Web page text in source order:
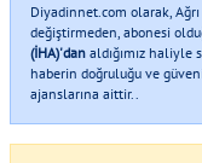
Diyadinnet.com olarak,
değiştirmeden, abonesi
(İHA)'dan aldığımız haliyle
haberin doğruluğu ve
ajanslarına aittir..